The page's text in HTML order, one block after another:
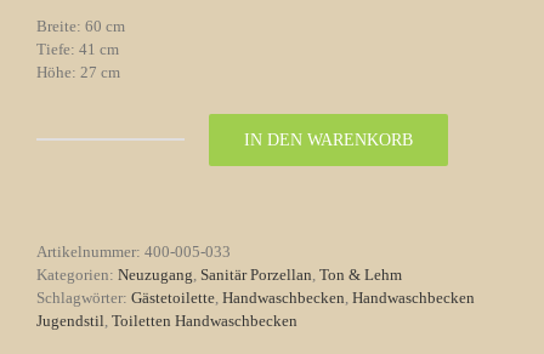
Breite: 60 cm
Tiefe: 41 cm
Höhe: 27 cm
IN DEN WARENKORB
Artikelnummer: 400-005-033
Kategorien: Neuzugang Sanitär Porzellan Ton & Lehm
Schlagwörter: Gästetoilette Handwaschbecken Handwaschbecken
Jugendstil Toiletten Handwaschbecken